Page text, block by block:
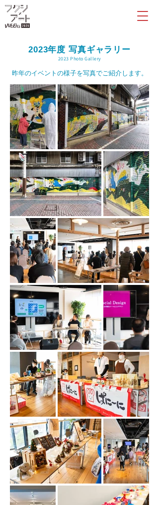
2023年度 写真ギャラリー
2023 Photo Gallery
昨年のイベントの様子を写真でご紹介します。